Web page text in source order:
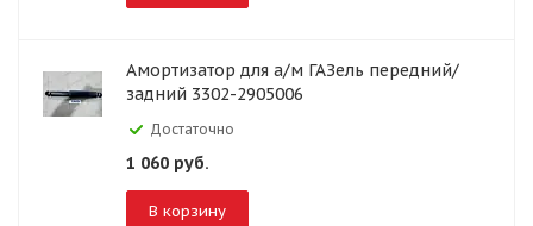
Амортизатор для а/м ГАЗель передний/
задний 3302-2905006
Достаточно
1 060 руб.
В корзину